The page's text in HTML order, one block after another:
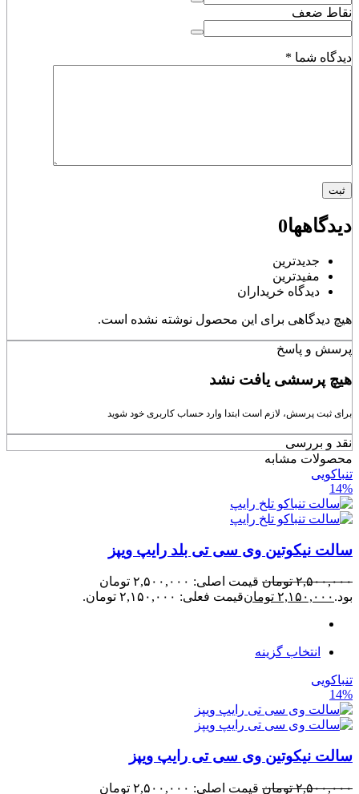
نقاط ضعف
دیدگاه شما *
دیدگاهها0
جدیدترین
مفیدترین
دیدگاه خریداران
هیچ دیدگاهی برای این محصول نوشته نشده است.
پرسش و پاسخ
هیچ پرسشی یافت نشد
برای ثبت پرسش، لازم است ابتدا وارد حساب کاربری خود شوید
نقد و بررسی
محصولات مشابه
تنباکویی
14%
سالت نیکوتین وی سی تی بلد رایپ ویپز
۲,۵۰۰,۰۰۰ تومان
قیمت اصلی: ۲,۵۰۰,۰۰۰ تومان
بود. ۲,۱۵۰,۰۰۰ تومانقیمت فعلی: ۲,۱۵۰,۰۰۰ تومان.
انتخاب گزینه
تنباکویی
14%
سالت نیکوتین وی سی تی رایپ ویپز
۲,۵۰۰,۰۰۰ تومان
قیمت اصلی: ۲,۵۰۰,۰۰۰ تومان